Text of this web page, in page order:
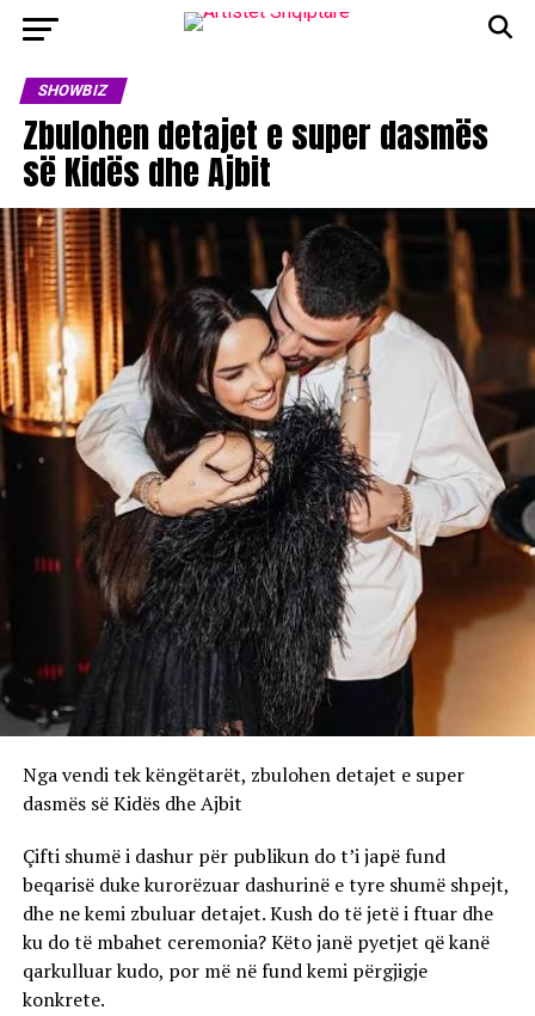
SHOWBIZ
Zbulohen detajet e super dasmës
së Kidës dhe Ajbit
Nga vendi tek këngëtarët, zbulohen detajet e super
dasmës së Kidës dhe Ajbit
Çifti shumë i dashur për publikun do t’i japë fund
beqarisë duke kurorëzuar dashurinë e tyre shumë shpejt,
dhe ne kemi zbuluar detajet. Kush do të jetë i ftuar dhe
ku do të mbahet ceremonia? Këto janë pyetjet që kanë
qarkulluar kudo, por më në fund kemi përgjigje
konkrete.